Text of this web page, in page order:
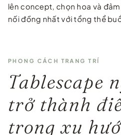
lên concept, chọn hoa và
nối đồng nhất với tổng thể
PHONG CÁCH TRANG TRÍ
Tablescape
trở thành
trong xu